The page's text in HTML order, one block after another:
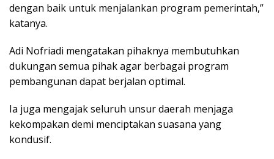
dengan baik untuk menjalankan program pemerintah,”
katanya.
Adi Nofriadi mengatakan pihaknya membutuhkan
dukungan semua pihak agar berbagai program
pembangunan dapat berjalan optimal.
Ia juga mengajak seluruh unsur daerah menjaga
kekompakan demi menciptakan suasana yang
kondusif.